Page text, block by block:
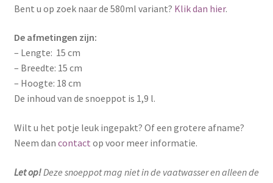
Bent u op zoek naar de 580ml variant? Klik dan hier.
De afmetingen zijn:
– Lengte: 15 cm
– Breedte: 15 cm
– Hoogte: 18 cm
De inhoud van de snoeppot is 1,9 l.
Wilt u het potje leuk ingepakt? Of een grotere afname?
Neem dan contact op voor meer informatie.
Let op!Deze snoeppot mag niet in de vaatwasser en alleen de